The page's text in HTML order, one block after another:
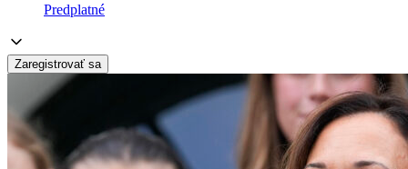
Predplatné
Zaregistrovať sa